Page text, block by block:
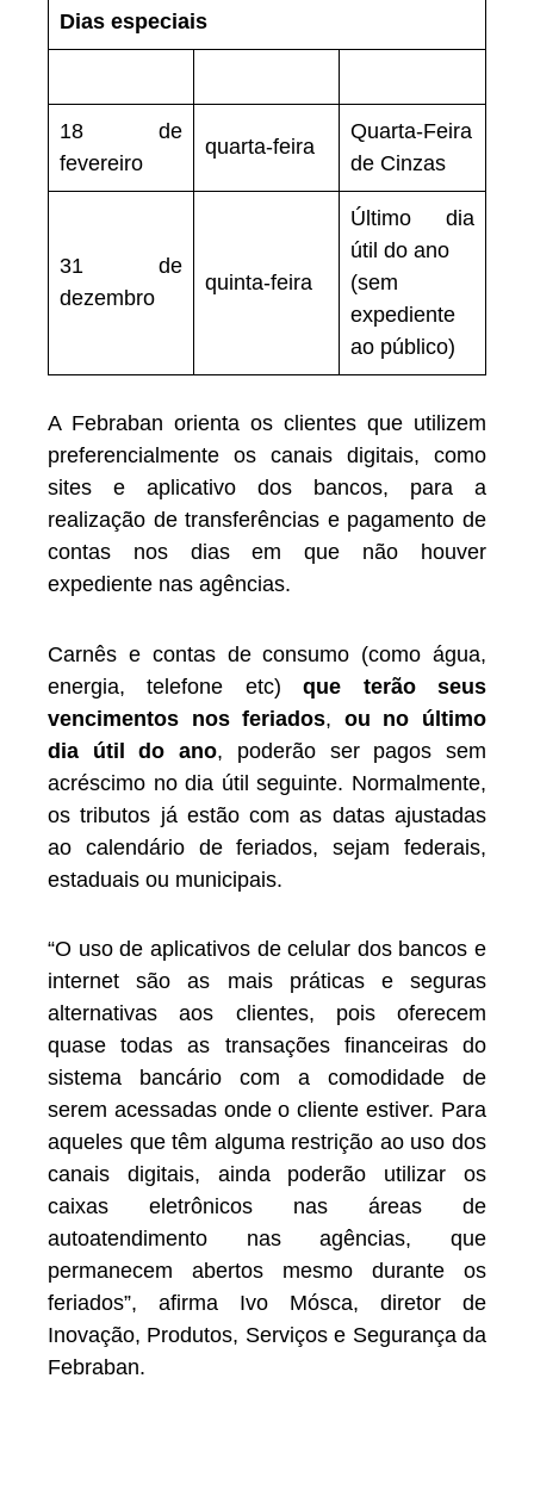
Dias especiais
18 de
fevereiro
quarta-feira
Quarta-Feira
de Cinzas
31 de
dezembro
quinta-feira
Último dia
útil do ano
(sem
expediente
ao público)
A Febraban orienta os clientes que utilizem
preferencialmente os canais digitais, como
sites e aplicativo dos bancos, para a
realização de transferências e pagamento de
contas nos dias em que não houver
expediente nas agências.
Carnês e contas de consumo (como água,
energia, telefone etc)que terão seus
vencimentos nos feriados, ou no último
dia útil do ano, poderão ser pagos sem
acréscimo no dia útil seguinte. Normalmente,
os tributos já estão com as datas ajustadas
ao calendário de feriados, sejam federais,
estaduais ou municipais.
“O uso de aplicativos de celular dos bancos e
internet são as mais práticas e seguras
alternativas aos clientes, pois oferecem
quase todas as transações financeiras do
sistema bancário com a comodidade de
serem acessadas onde o cliente estiver. Para
aqueles que têm alguma restrição ao uso dos
canais digitais, ainda poderão utilizar os
caixas eletrônicos nas áreas de
autoatendimento nas agências, que
permanecem abertos mesmo durante os
feriados”, afirma Ivo Mósca, diretor de
Inovação, Produtos, Serviços e Segurança da
Febraban.